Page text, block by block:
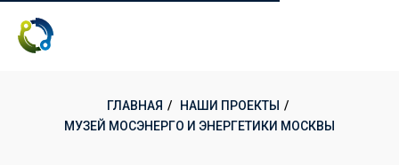
ГЛАВНАЯ / НАШИ ПРОЕКТЫ /
МУЗЕЙ МОСЭНЕРГО И ЭНЕРГЕТИКИ МОСКВЫ